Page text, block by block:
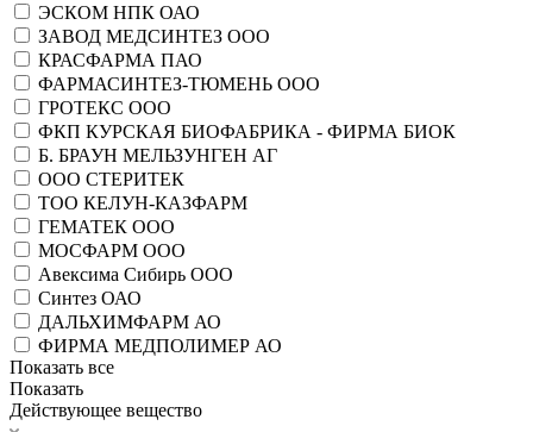
ЭСКОМ НПК ОАО
ЗАВОД МЕДСИНТЕЗ ООО
КРАСФАРМА ПАО
ФАРМАСИНТЕЗ-ТЮМЕНЬ ООО
ГРОТЕКС ООО
ФКП КУРСКАЯ БИОФАБРИКА - ФИРМА БИОК
Б. БРАУН МЕЛЬЗУНГЕН АГ
ООО СТЕРИТЕК
ТОО КЕЛУН-КАЗФАРМ
ГЕМАТЕК ООО
МОСФАРМ ООО
Авексима Сибирь ООО
Синтез ОАО
ДАЛЬХИМФАРМ АО
ФИРМА МЕДПОЛИМЕР АО
Показать все
Показать
Действующее вещество